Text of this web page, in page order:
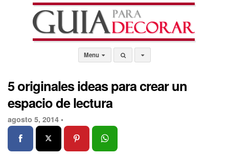
Menu
5 originales ideas para crear un
espacio de lectura
agosto 5, 2014 •